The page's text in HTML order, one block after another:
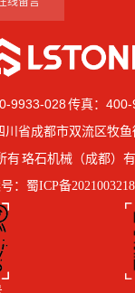
9933-028 传真：
川省成都市双流区牧
有 珞石机械（成都）
： 蜀ICP备